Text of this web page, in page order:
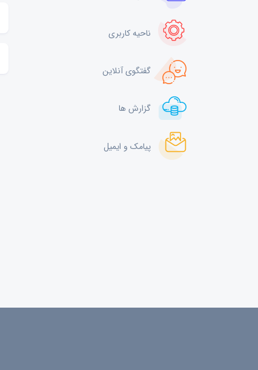
ناحیه کاربری
گفتگوی آنلاین
گزارش ها
پیامک و ایمیل